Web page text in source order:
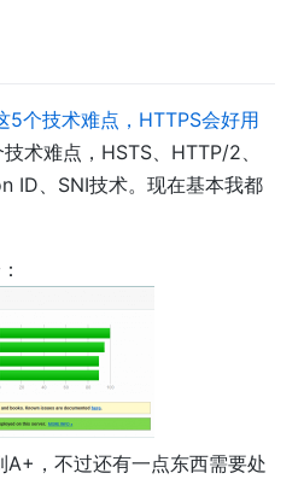
5个技术难点，HTTPS会好用
术难点，HSTS、HTTP/2、
ID、SNI技术。现在基本我都
，不过还有一点东西需要处